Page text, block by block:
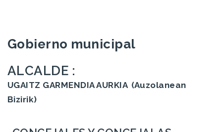
Gobierno municipal
ALCALDE :
UGAITZ GARMENDIA AURKIA (Auzolanean
Bizirik)